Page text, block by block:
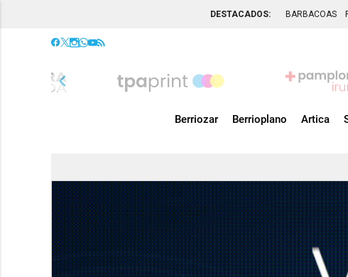
DESTACADOS: BARBACOAS
chevron_left
Berriozar Berrioplano Artica